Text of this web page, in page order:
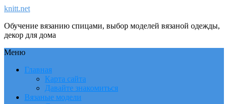
knitt.net
Обучение вязанию спицами, выбор моделей вязаной одежды,
декор для дома
Меню
Главная
Карта сайта
Давайте знакомиться
Вязаные модели